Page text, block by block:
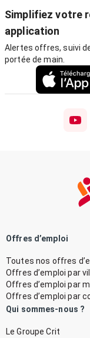
Simplifiez votre
application
Alertes offres, suivi
portée de main.
Offres d’emploi
Toutes nos offres
Offres d’emploi par
Offres d’emploi par
Offres d’emploi par
Qui sommes-nous ?
Le Groupe Crit